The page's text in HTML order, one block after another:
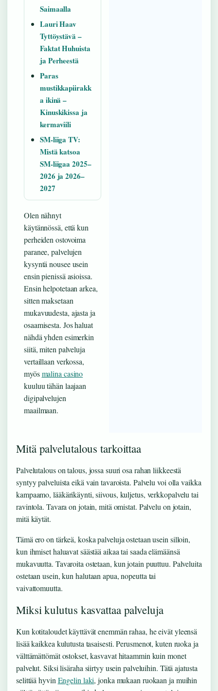
Saimaalla
Lauri Haav
Tyttöystävä –
Faktat Huhuista
ja Perheestä
Paras
mustikkapiirakk
a ikinä –
Kinuskikissa ja
kermaviili
SM-liiga TV:
Mistä katsoa
SM-liigaa 2025–
2026 ja 2026–
2027
Olen nähnyt
käytännössä, että kun
perheiden ostovoima
paranee, palvelujen
kysyntä nousee usein
ensin pienissä asioissa.
Ensin helpotetaan arkea,
sitten maksetaan
mukavuudesta, ajasta ja
osaamisesta. Jos haluat
nähdä yhden esimerkin
siitä, miten palveluja
vertaillaan verkossa,
myösmalina casino
kuuluu tähän laajaan
digipalvelujen
maailmaan.
Mitä palvelutalous tarkoittaa
Palvelutalous on talous, jossa suuri osa rahan liikkeestä
syntyy palveluista eikä vain tavaroista. Palvelu voi olla vaikka
kampaamo, lääkärikäynti, siivous, kuljetus, verkkopalvelu tai
ravintola. Tavara on jotain, mitä omistat. Palvelu on jotain,
mitä käytät.
Tämä ero on tärkeä, koska palveluja ostetaan usein silloin,
kun ihmiset haluavat säästää aikaa tai saada elämäänsä
mukavuutta. Tavaroita ostetaan, kun jotain puuttuu. Palveluita
ostetaan usein, kun halutaan apua, nopeutta tai
vaivattomuutta.
Miksi kulutus kasvattaa palveluja
Kun kotitaloudet käyttävät enemmän rahaa, he eivät yleensä
lisää kaikkea kulutusta tasaisesti. Perusmenot, kuten ruoka ja
välttämättömät ostokset, kasvavat hitaammin kuin monet
palvelut. Siksi lisäraha siirtyy usein palveluihin. Tätä ajatusta
selittää hyvin Engelin laki, jonka mukaan ruokaan ja muihin